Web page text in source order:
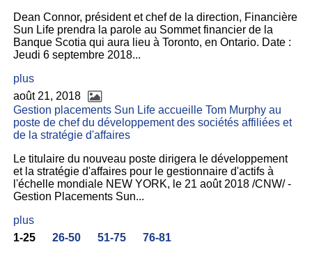
Dean Connor, président et chef de la direction, Financière
Sun Life prendra la parole au Sommet financier de la
Banque Scotia qui aura lieu à Toronto, en Ontario. Date :
Jeudi 6 septembre 2018...
plus
août 21, 2018
Gestion placements Sun Life accueille Tom Murphy au
poste de chef du développement des sociétés affiliées et
de la stratégie d'affaires
Le titulaire du nouveau poste dirigera le développement
et la stratégie d'affaires pour le gestionnaire d'actifs à
l'échelle mondiale NEW YORK, le 21 août 2018 /CNW/ -
Gestion Placements Sun...
plus
1-25 26-50 51-75 76-81